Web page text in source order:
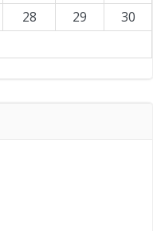
28 29
30